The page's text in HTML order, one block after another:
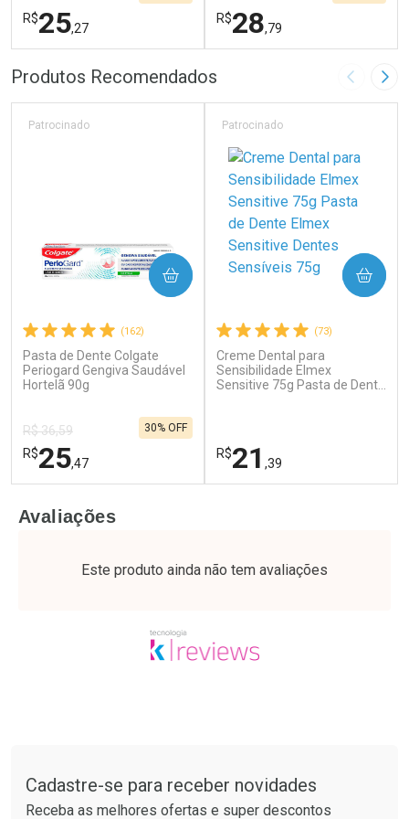
R$25,27
FECHAR
Laboratório
Ativar Desconto
Por R$ 25,27/cada
FECHAR
Por Menos
Comprar sem Desconto
R$28,79
Laboratório
Ativar Desconto
Por Menos
Comprar sem Desconto
Produtos Recomendados Imagem
(162)
Pasta de Dente Colgate
Periogard Gengiva Saudável
Hortelã 90g
Patrocinado
R$ 36,59
R$25,47
30% OFF
COMPRAR
Laboratório
Ativar Desconto
Por Menos
(73)
Creme Dental para
Sensibilidade Elmex
Sensitive 75g Pasta de Dente
Patrocinado
R$21 ,39
COMPRAR
Laboratório
Ativar Desconto
Por Menos
Avaliações
Este produto ainda não tem avaliações
Cadastre-se para receber novidades
Receba as melhores ofertas e super descontos